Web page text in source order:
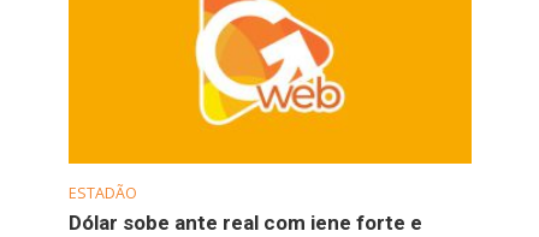
ESTADÃO
Dólar sobe ante real com iene forte e